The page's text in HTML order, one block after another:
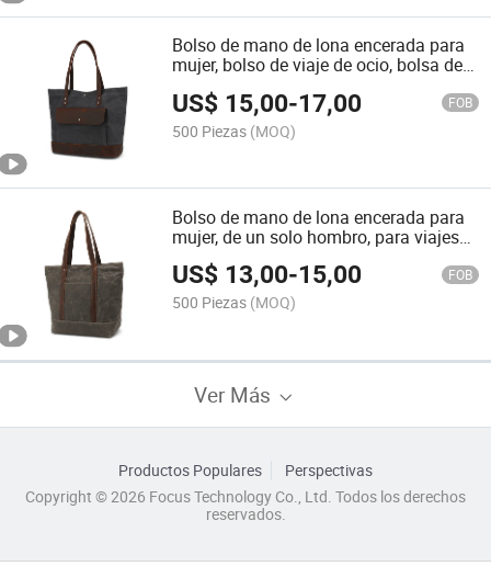
Bolso de mano de lona encerada para
mujer, bolso de viaje de ocio, bolsa de
US$ 15,00-17,00 FOB
500 Piezas (MOQ)
Bolso de mano de lona encerada para
mujer, de un solo hombro, para viajes
de ocio, compras y almacenamiento
(CY0089)
US$ 13,00-15,00 FOB
500 Piezas (MOQ)
Ver Más
Productos Populares
Perspectivas
Copyright © 2026 Focus Technology Co., Ltd. Todos los derechos
reservados.